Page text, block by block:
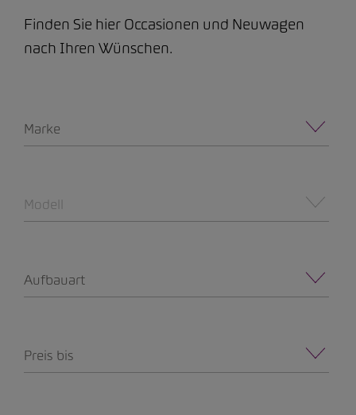
Finden Sie hier Occasionen und Neuwagen
nach Ihren Wünschen.
Marke
Modell
Aufbauart
Preis bis